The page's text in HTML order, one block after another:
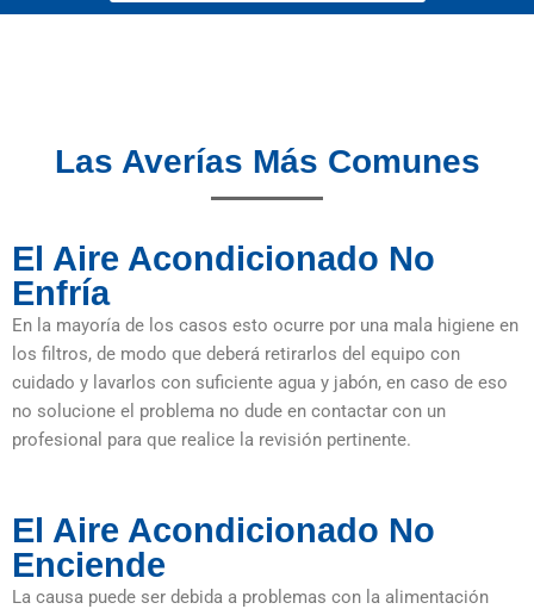
Las Averías Más Comunes
El Aire Acondicionado No
Enfría
En la mayoría de los casos esto ocurre por una mala higiene en
los filtros, de modo que deberá retirarlos del equipo con
cuidado y lavarlos con suficiente agua y jabón, en caso de eso
no solucione el problema no dude en contactar con un
profesional para que realice la revisión pertinente.
El Aire Acondicionado No
Enciende
La causa puede ser debida a problemas con la alimentación